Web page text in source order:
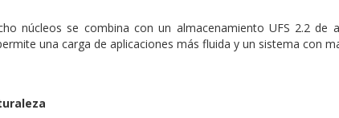
núcleos se combina con un almacenamiento UFS 2.2 de
una carga de aplicaciones más fluida y un sistema con